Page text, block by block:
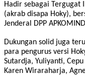
Hadir sebagai Tergugat
(akrab disapa Hoky),
Jenderal DPP
Dukungan solid juga
para pengurus versi
Sutardja, Yuliyanti,
Karen Wiraraharja,